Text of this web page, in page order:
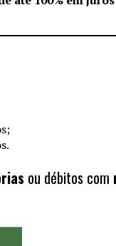
ou débitos com